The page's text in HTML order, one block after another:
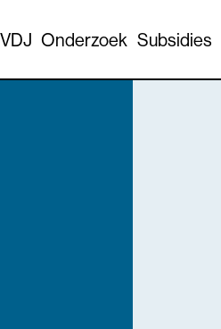
Onderzoek Subsidies